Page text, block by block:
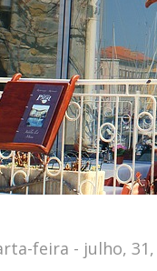
feira - julho, 31,